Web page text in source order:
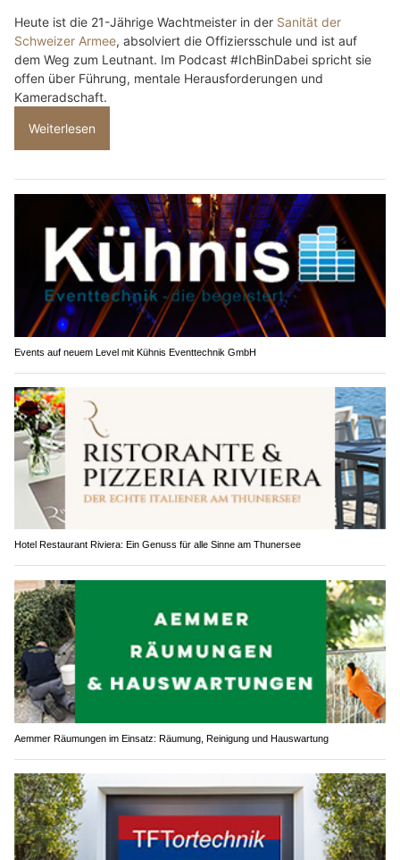
Heute ist die 21-Jährige Wachtmeister in der Sanität der
Schweizer Armee, absolviert die Offiziersschule und ist auf
dem Weg zum Leutnant. Im Podcast #IchBinDabei spricht sie
offen über Führung, mentale Herausforderungen und
Kameradschaft.
Weiterlesen
Events auf neuem Level mit Kühnis Eventtechnik GmbH
Hotel Restaurant Riviera: Ein Genuss für alle Sinne am Thunersee
Aemmer Räumungen im Einsatz: Räumung, Reinigung und Hauswartung